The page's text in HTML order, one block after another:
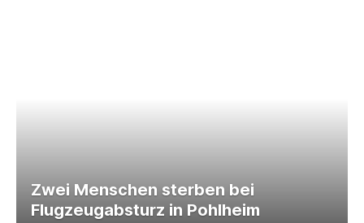
Zwei Menschen sterben bei
Flugzeugabsturz in Pohlheim